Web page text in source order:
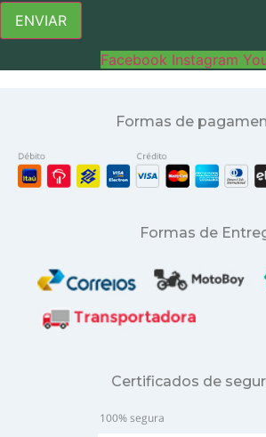
ENVIAR
Facebook Instagram
Formas de
Formas de
Certificados de